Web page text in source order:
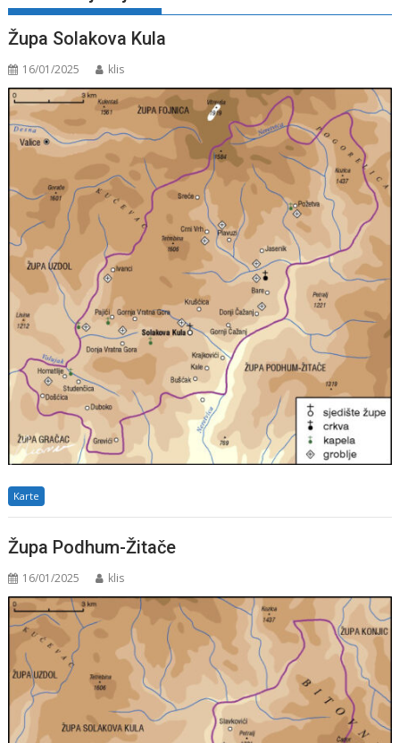
Župa Solakova Kula
16/01/2025 klis
Karte
Župa Podhum-Žitače
16/01/2025 klis